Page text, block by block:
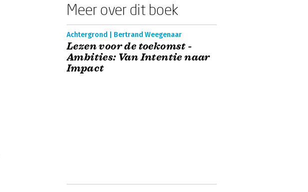
Meer over dit boek
Achtergrond | Bertrand Weegenaar
Lezen voor de toekomst -
Ambities: Van Intentie naar
Impact